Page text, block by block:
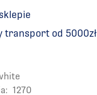
transport od 5000zł
1270